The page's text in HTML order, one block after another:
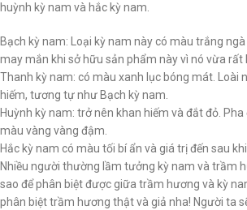
huỳnh kỳ nam và hắc kỳ nam.
Bạch kỳ nam: Loại kỳ nam này có màu trắng
may mắn khi sở hữu sản phẩm này vì nó vừa rất
Thanh kỳ nam: có màu xanh lục bóng mát. Loài
hiếm, tương tự như Bạch kỳ nam.
Huỳnh kỳ nam: trở nên khan hiếm và đắt đỏ.
màu vàng vàng đậm.
Hắc kỳ nam có màu tối bí ẩn và giá trị đến sau
Nhiều người thường lầm tưởng kỳ nam và trầm
sao để phân biệt được giữa trầm hương và kỳ
phân biệt trầm hương thật và giả nha! Người ta